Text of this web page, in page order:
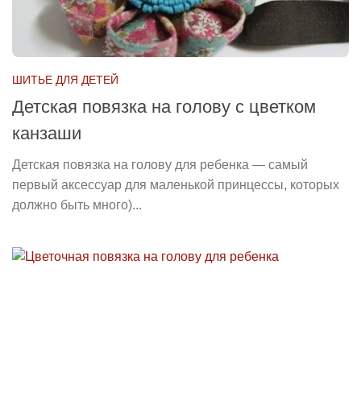
ШИТЬЕ ДЛЯ ДЕТЕЙ
Детская повязка на голову с цветком
канзаши
Детская повязка на голову для ребенка — самый
первый аксессуар для маленькой принцессы, которых
должно быть много)...